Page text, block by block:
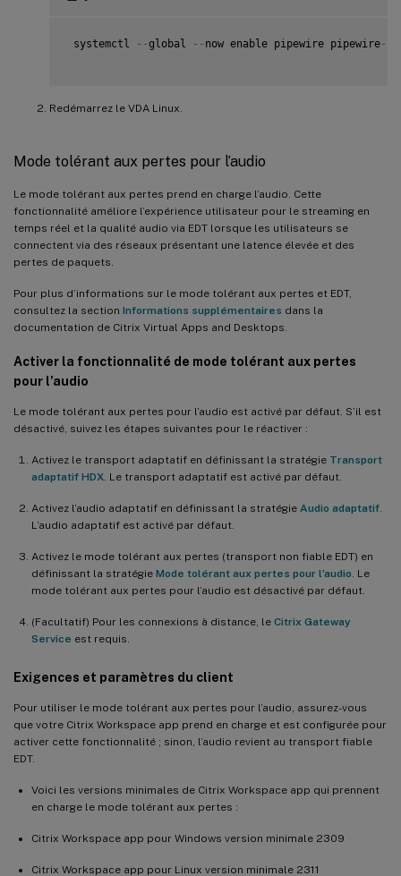
systemctl --global -- now enable pipewire pipewire-
Redémarrez le VDA Linux.
Mode tolérant aux pertes pour l’audio
Le mode tolérant aux pertes prend en charge l’audio. Cette
fonctionnalité améliore l’expérience utilisateur pour le streaming en
temps réel et la qualité audio via EDT lorsque les utilisateurs se
connectent via des réseaux présentant une latence élevée et des
pertes de paquets.
Pour plus d’informations sur le mode tolérant aux pertes et EDT,
consultez la section Informations supplémentaires dans la
documentation de Citrix Virtual Apps and Desktops.
Activer la fonctionnalité de mode tolérant aux pertes
pour l’audio
Le mode tolérant aux pertes pour l’audio est activé par défaut. S’il est
désactivé, suivez les étapes suivantes pour le réactiver :
Activez le transport adaptatif en définissant la stratégie Transport
adaptatif HDX . Le transport adaptatif est activé par défaut.
Activez l’audio adaptatif en définissant la stratégie Audio adaptatif
L’audio adaptatif est activé par défaut.
Activez le mode tolérant aux pertes (transport non fiable EDT) en
définissant la stratégie Mode tolérant aux pertes pour l’audio . Le
mode tolérant aux pertes pour l’audio est désactivé par défaut.
(Facultatif) Pour les connexions à distance, le Citrix Gateway
Service est requis.
Exigences et paramètres du client
Pour utiliser le mode tolérant aux pertes pour l’audio, assurez-vous
que votre Citrix Workspace app prend en charge et est configurée pour
activer cette fonctionnalité ; sinon, l’audio revient au transport fiable
EDT.
Voici les versions minimales de Citrix Workspace app qui prennent
en charge le mode tolérant aux pertes :
Citrix Workspace app pour Windows version minimale 2309
Citrix Workspace app pour Linux version minimale 2311